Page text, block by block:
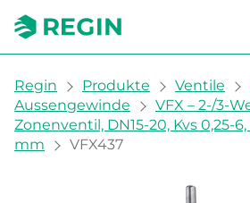
You are here:
Regin Produkte Ventile
Aussengewinde
VFX – 2-/3-
Zonenventil, DN15-20, Kvs 0,25-
mm
VFX437